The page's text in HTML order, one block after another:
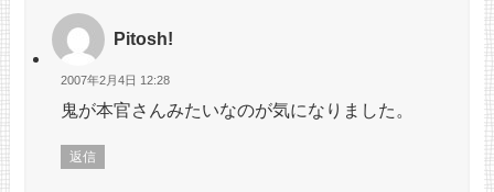
Pitosh!
2007年2月4日 12:28
鬼が本官さんみたいなのが気になりました。
返信